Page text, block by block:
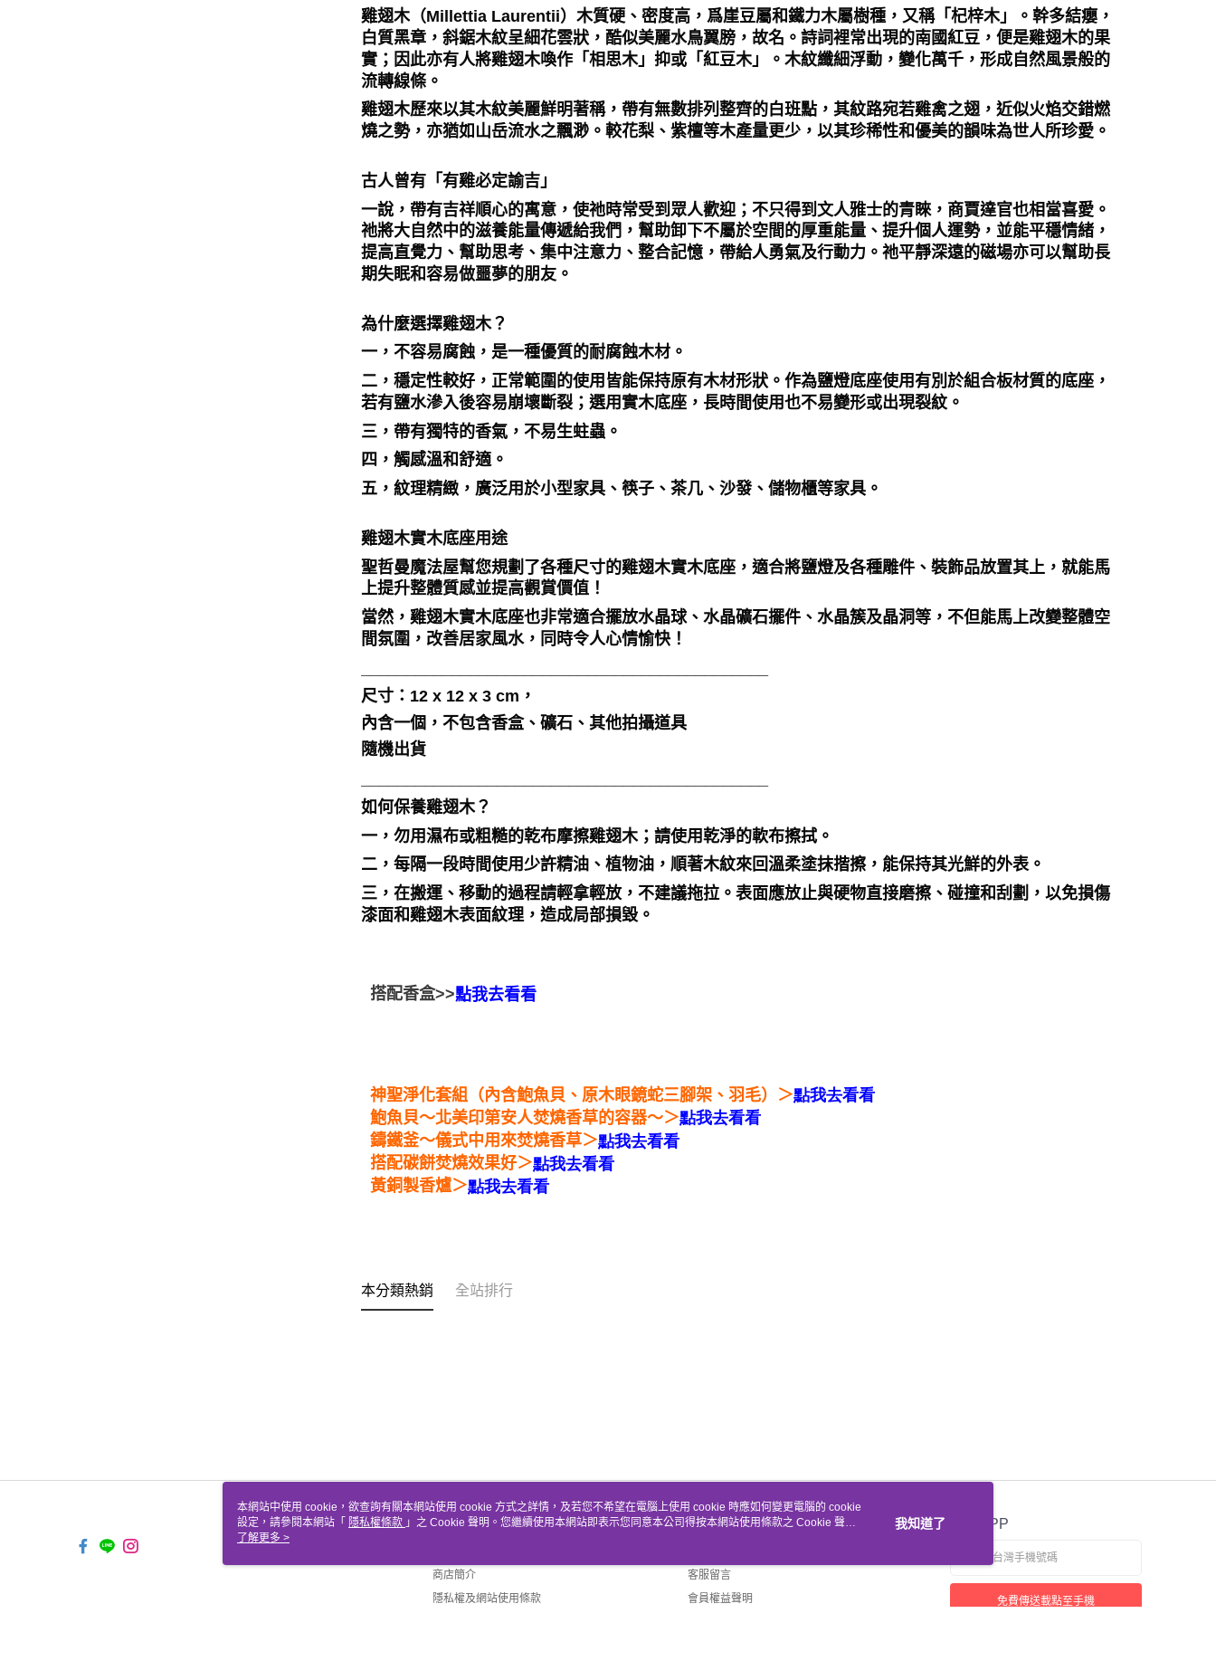
雞翅木（Millettia Laurentii）木質硬、密度高，爲崖豆屬和鐵力木屬樹種，又稱「杞梓木」。幹多結癭，
白質黑章，斜鋸木紋呈細花雲狀，酷似美麗水鳥翼膀，故名。詩詞裡常出現的南國紅豆，便是雞翅木的果
實；因此亦有人將雞翅木喚作「相思木」抑或「紅豆木」。木紋纖細浮動，變化萬千，形成自然風景般的
流轉線條。
雞翅木歷來以其木紋美麗鮮明著稱，帶有無數排列整齊的白班點，其紋路宛若雞禽之翅，近似火焰交錯燃
燒之勢，亦猶如山岳流水之飄渺。較花梨、紫檀等木產量更少，以其珍稀性和優美的韻味為世人所珍愛。
古人曾有「有雞必定諭吉」
一說，帶有吉祥順心的寓意，使祂時常受到眾人歡迎；不只得到文人雅士的青睞，商賈達官也相當喜愛。
祂將大自然中的滋養能量傳遞給我們，幫助卸下不屬於空間的厚重能量、提升個人運勢，並能平穩情緒，
提高直覺力、幫助思考、集中注意力、整合記憶，帶給人勇氣及行動力。祂平靜深遠的磁場亦可以幫助長
期失眠和容易做噩夢的朋友。
為什麼選擇雞翅木？
一，不容易腐蝕，是一種優質的耐腐蝕木材。
二，穩定性較好，正常範圍的使用皆能保持原有木材形狀。作為鹽燈底座使用有別於組合板材質的底座，
若有鹽水滲入後容易崩壞斷裂；選用實木底座，長時間使用也不易變形或出現裂紋。
三，帶有獨特的香氣，不易生蛀蟲。
四，觸感溫和舒適。
五，紋理精緻，廣泛用於小型家具、筷子、茶几、沙發、儲物櫃等家具。
雞翅木實木底座用途
聖哲曼魔法屋幫您規劃了各種尺寸的雞翅木實木底座，適合將鹽燈及各種雕件、裝飾品放置其上，就能馬
上提升整體質感並提高觀賞價值！
當然，雞翅木實木底座也非常適合擺放水晶球、水晶礦石擺件、水晶簇及晶洞等，不但能馬上改變整體空
間氛圍，改善居家風水，同時令人心情愉快！
尺寸：12 x 12 x 3 cm，
內含一個，不包含香盒、礦石、其他拍攝道具
隨機出貨
如何保養雞翅木？
一，勿用濕布或粗糙的乾布摩擦雞翅木；請使用乾淨的軟布擦拭。
二，每隔一段時間使用少許精油、植物油，順著木紋來回溫柔塗抹揩擦，能保持其光鮮的外表。
三，在搬運、移動的過程請輕拿輕放，不建議拖拉。表面應放止與硬物直接磨擦、碰撞和刮劃，以免損傷
漆面和雞翅木表面紋理，造成局部損毀。
搭配香盒>>點我去看看
神聖淨化套組（內含鮑魚貝、原木眼鏡蛇三腳架、羽毛）＞點我去看看
鮑魚貝～北美印第安人焚燒香草的容器～＞點我去看看
鑄鐵釜～儀式中用來焚燒香草＞點我去看看
搭配碳餅焚燒效果好＞點我去看看
黃銅製香爐＞點我去看看
本分類熱銷 全站排行
關於我們
商店簡介
隱私權及網站使用條款
客服資訊
客服留言
會員權益聲明
官方APP
免費傳送載點至手機
本網站中使用 cookie，欲查詢有關本網站使用 cookie 方式之詳情，及若您不希望在電腦上使用 cookie 時應如何變更電腦的 cookie
設定，請參閱本網站「 隱私權條款 」之 Cookie 聲明。您繼續使用本網站即表示您同意本公司得按本網站使用條款之 Cookie 聲明
使用 cookie。
了解更多 >
我知道了